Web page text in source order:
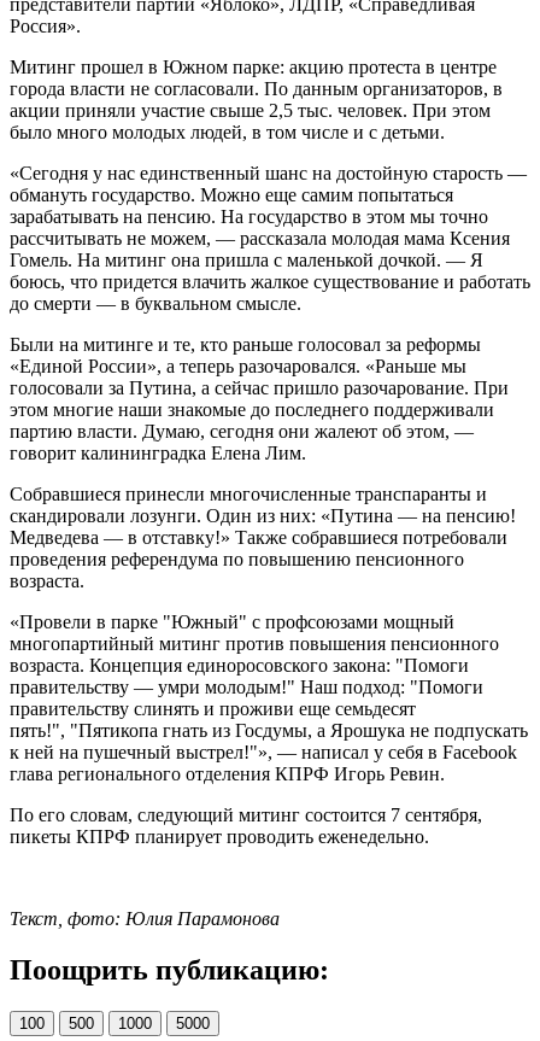
Россия».
Митинг прошел в Южном парке: акцию протеста в центре
города власти не согласовали. По данным организаторов, в
акции приняли участие свыше 2,5 тыс. человек. При этом
было много молодых людей, в том числе и с детьми.
«Сегодня у нас единственный шанс на достойную старость —
обмануть государство. Можно еще самим попытаться
зарабатывать на пенсию. На государство в этом мы точно
рассчитывать не можем, — рассказала молодая мама Ксения
Гомель. На митинг она пришла с маленькой дочкой. — Я
боюсь, что придется влачить жалкое существование и работать
до смерти — в буквальном смысле.
Были на митинге и те, кто раньше голосовал за реформы
«Единой России», а теперь разочаровался. «Раньше мы
голосовали за Путина, а сейчас пришло разочарование. При
этом многие наши знакомые до последнего поддерживали
партию власти. Думаю, сегодня они жалеют об этом, —
говорит калининградка Елена Лим.
Собравшиеся принесли многочисленные транспаранты и
скандировали лозунги. Один из них: «Путина — на пенсию!
Медведева — в отставку!» Также собравшиеся потребовали
проведения референдума по повышению пенсионного
возраста.
«Провели в парке "Южный" с профсоюзами мощный
многопартийный митинг против повышения пенсионного
возраста. Концепция единоросовского закона: "Помоги
правительству — умри молодым!" Наш подход: "Помоги
правительству слинять и проживи еще семьдесят
пять!", "Пятикопа гнать из Госдумы, а Ярошука не подпускать
к ней на пушечный выстрел!"», — написал у себя в Facebook
глава регионального отделения КПРФ Игорь Ревин.
По его словам, следующий митинг состоится 7 сентября,
пикеты КПРФ планирует проводить еженедельно.
Текст, фото: Юлия Парамонова
Поощрить публикацию:
100 500 1000 5000